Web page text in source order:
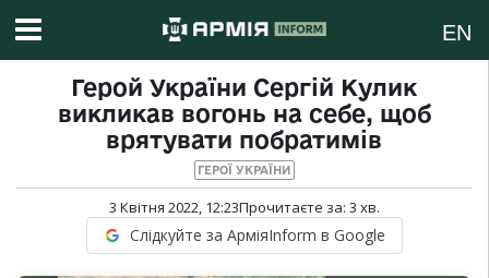
EN
Герой України Сергій Кулик
викликав вогонь на себе, щоб
врятувати побратимів
ГЕРОЇ УКРАЇНИ
3 Квітня 2022, 12:23Прочитаєте за: 3 хв.
Слідкуйте за АрміяInform в Google